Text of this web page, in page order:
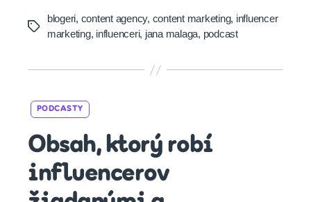
Tags
blogeri, content agency, content marketing, influencer
marketing, influenceri, jana malaga, podcast
PODCASTY
Obsah, ktorý robí
influencerov